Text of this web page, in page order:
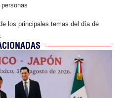
los principales temas del día de